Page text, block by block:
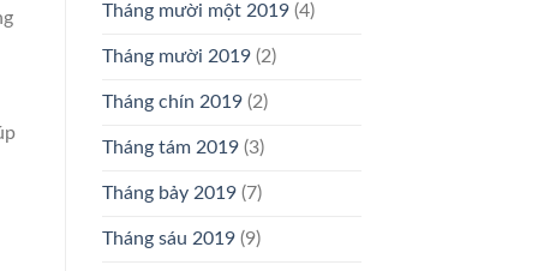
Tháng mười một 2019(4)
Tháng mười 2019(2)
Tháng chín 2019(2)
Tháng tám 2019(3)
Tháng bảy 2019(7)
Tháng sáu 2019(9)